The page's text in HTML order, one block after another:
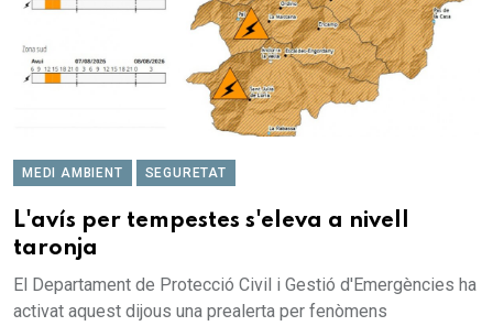
MEDI AMBIENT SEGURETAT
L'avís per tempestes s'eleva a nivell
taronja
El Departament de Protecció Civil i Gestió d'Emergències ha
activat aquest dijous una prealerta per fenòmens